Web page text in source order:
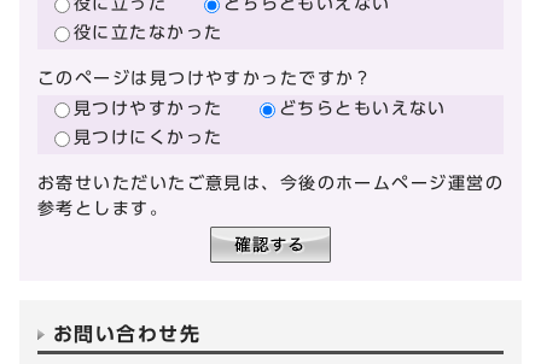
役に立たなかった
このページは見つけやすかったですか？
見つけやすかった
どちらともいえない
見つけにくかった
お寄せいただいたご意見は、今後のホームページ運営の
参考とします。
お問い合わせ先